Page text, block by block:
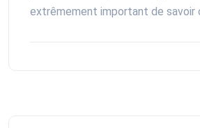
extrêmement important de savoir